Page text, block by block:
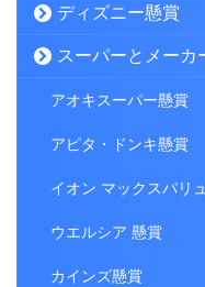
ディズニー懸賞
スーパーとメーカ
アオキスーパー懸賞
アピタ・ドンキ懸賞
イオン マックスバリ
ウエルシア 懸賞
カインズ懸賞